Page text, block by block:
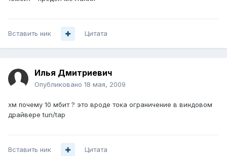
Вставить ник Цитата
Илья Дмитриевич
Опубликовано 18 мая, 2009
хм почему 10 мбит ? это вроде тока ограничение в виндовом
драйвере tun/tap
Вставить ник Цитата